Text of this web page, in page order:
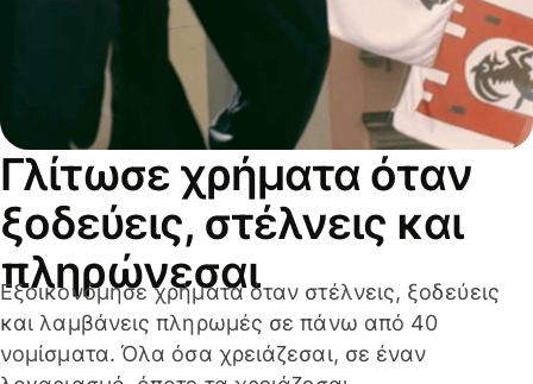
Γλίτωσε χρήματα όταν
ξοδεύεις, στέλνεις και
πληρώνεσαι
Εξοικονόμησε χρήματα όταν στέλνεις, ξοδεύεις
και λαμβάνεις πληρωμές σε πάνω από 40
νομίσματα. Όλα όσα χρειάζεσαι, σε έναν